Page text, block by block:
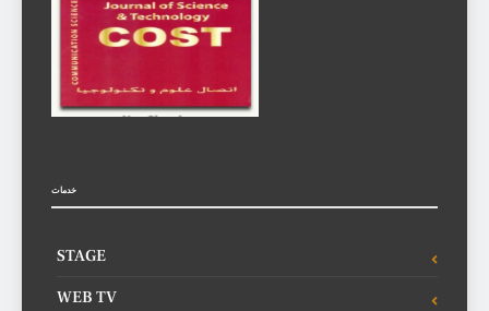
خدمات
STAGE
WEB TV